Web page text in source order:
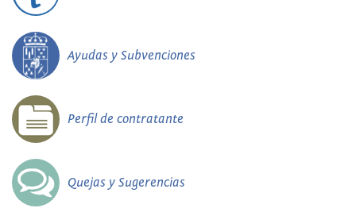
Ayudas y Subvenciones
Perfil de contratante
Quejas y Sugerencias